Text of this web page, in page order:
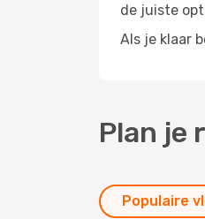
de juiste
Als je klaar
Plan je
Populaire